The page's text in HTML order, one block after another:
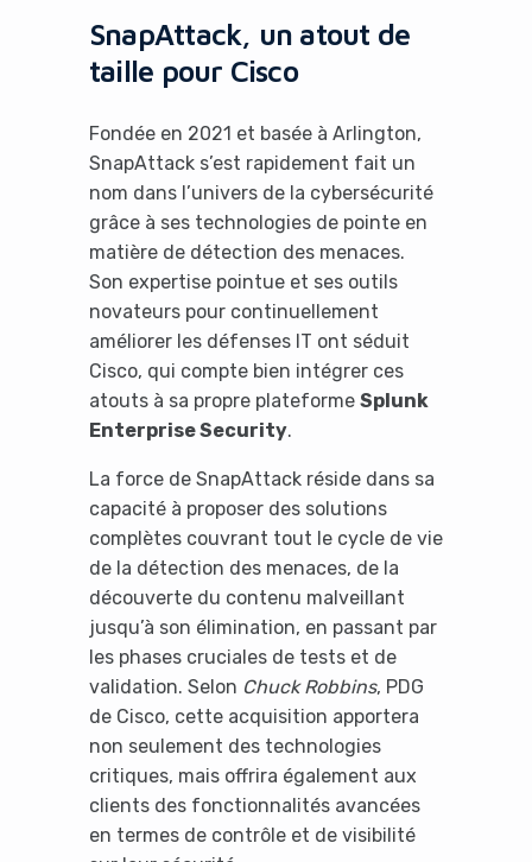
SnapAttack, un atout de
taille pour Cisco
Fondée en 2021 et basée à Arlington,
SnapAttack s’est rapidement fait un
nom dans l’univers de la cybersécurité
grâce à ses technologies de pointe en
matière de détection des menaces.
Son expertise pointue et ses outils
novateurs pour continuellement
améliorer les défenses IT ont séduit
Cisco, qui compte bien intégrer ces
atouts à sa propre plateforme Splunk
Enterprise Security.
La force de SnapAttack réside dans sa
capacité à proposer des solutions
complètes couvrant tout le cycle de vie
de la détection des menaces, de la
découverte du contenu malveillant
jusqu’à son élimination, en passant par
les phases cruciales de tests et de
validation. Selon Chuck Robbins, PDG
de Cisco, cette acquisition apportera
non seulement des technologies
critiques, mais offrira également aux
clients des fonctionnalités avancées
en termes de contrôle et de visibilité